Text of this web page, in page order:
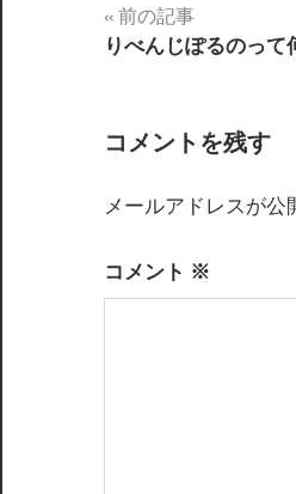
投
ナ
ビ
ー
前の記事
りべんじぽるのって
コメントを残す
メールアドレスが公
コメント ※